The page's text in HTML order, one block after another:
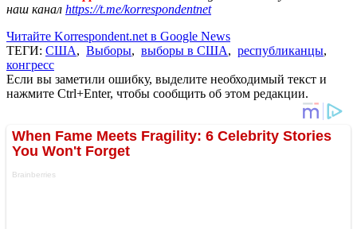
наш канал https://t.me/korrespondentnet
Читайте Korrespondent.net в Google News
ТЕГИ: США, Выборы, выборы в США, республиканцы,
конгресс
Если вы заметили ошибку, выделите необходимый текст и
нажмите Ctrl+Enter, чтобы сообщить об этом редакции.